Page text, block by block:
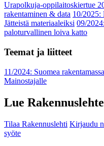
Urapolkuja-oppilaitoskiertue
rakentaminen & data 10/2025:
Jätteistä materiaaleiksi 09/
paloturvallinen loiva katto
Teemat ja liitteet
11/2024: Suomea rakentamassa
Mainostajalle
Lue
Tilaa Rakennuslehti Kirjaudu
syöte